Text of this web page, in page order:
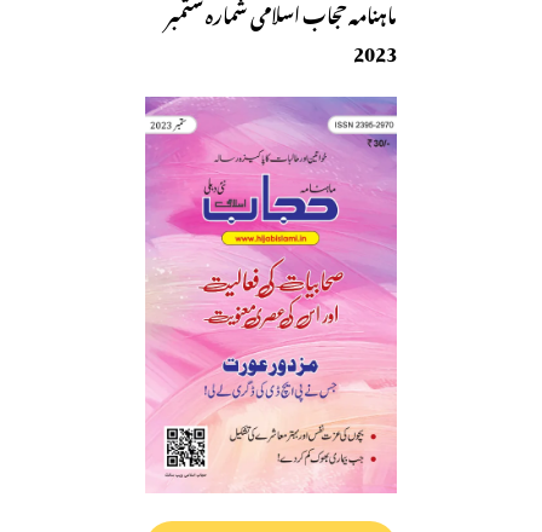
ماہنامہ حجاب اسلامی شمارہ ستمبر
2023